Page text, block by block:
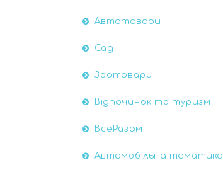
Автотовари
Сад
Зоотовари
Відпочинок та туризм
ВсеРазом
Автомобiльна тематика